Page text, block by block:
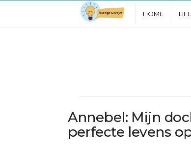
i
g
HOME
Annebel: Mijn
perfecte levens